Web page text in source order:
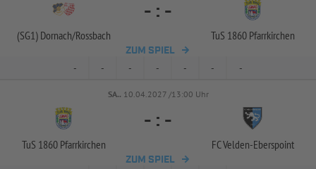
(SG1) Dornach/Rossbach
- : -
TuS 1860 Pfarrkirchen
ZUM SPIEL
- - - - - - -
SA.. 10.04.2027 /13:00 Uhr
TuS 1860 Pfarrkirchen
- : -
FC Velden-Eberspoint
ZUM SPIEL